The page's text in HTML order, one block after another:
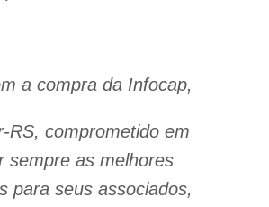
a compra da Infocap,
RS, comprometido em
sempre as melhores
para seus associados,